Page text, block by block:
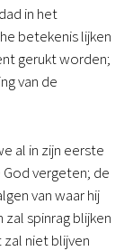
in het
betekenis lijken
gerukt worden;
van de
al in zijn eerste
vergeten; de
van waar hij
spinrag blijken
zal niet blijven